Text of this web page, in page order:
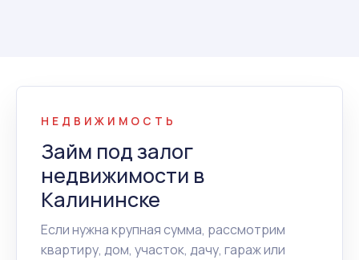
НЕДВИЖИМОСТЬ
Займ под залог
недвижимости в
Калининске
Если нужна крупная сумма, рассмотрим
квартиру, дом, участок, дачу, гараж или